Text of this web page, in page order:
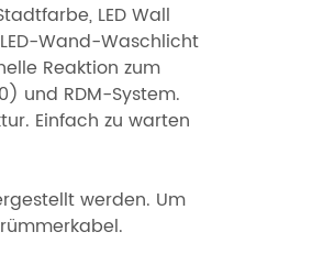
LED Wall
Wand-Waschlicht
Reaktion zum
und RDM-System.
Einfach zu warten
werden. Um